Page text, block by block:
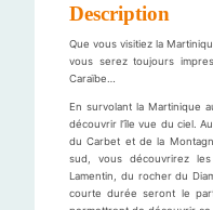
Description
Que vous visitiez la
vous serez toujours
Caraïbe…
En survolant la Martinique
découvrir l’île vue du ciel.
du Carbet et de la
sud, vous découvrirez
Lamentin, du rocher du
courte durée seront le